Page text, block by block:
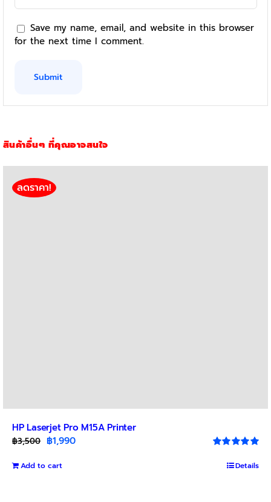
Save my name, email, and website in this browser
for the next time I comment.
สินค้าอื่นๆ ที่คุณอาจสนใจ
ลดราคา!
HP Laserjet Pro M15A Printer
out of 5
฿3,500 Original
was:
฿1,990Current
Add to cart Details